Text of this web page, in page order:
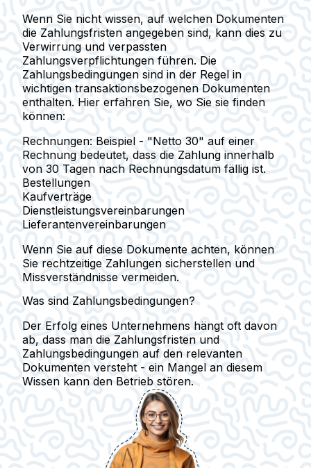
Wenn Sie nicht wissen, auf welchen Dokumenten
die Zahlungsfristen angegeben sind, kann dies zu
Verwirrung und verpassten
Zahlungsverpflichtungen führen. Die
Zahlungsbedingungen sind in der Regel in
wichtigen transaktionsbezogenen Dokumenten
enthalten. Hier erfahren Sie, wo Sie sie finden
können:
Rechnungen: Beispiel - "Netto 30" auf einer
Rechnung bedeutet, dass die Zahlung innerhalb
von 30 Tagen nach Rechnungsdatum fällig ist.
Bestellungen
Kaufverträge
Dienstleistungsvereinbarungen
Lieferantenvereinbarungen
Wenn Sie auf diese Dokumente achten, können
Sie rechtzeitige Zahlungen sicherstellen und
Missverständnisse vermeiden.
Was sind Zahlungsbedingungen?
Der Erfolg eines Unternehmens hängt oft davon
ab, dass man die Zahlungsfristen und
Zahlungsbedingungen auf den relevanten
Dokumenten versteht - ein Mangel an diesem
Wissen kann den Betrieb stören.